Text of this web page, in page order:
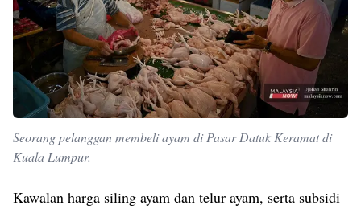
Seorang pelanggan membeli ayam di Pasar Datuk Keramat di
Kuala Lumpur.
Kawalan harga siling ayam dan telur ayam, serta subsidi